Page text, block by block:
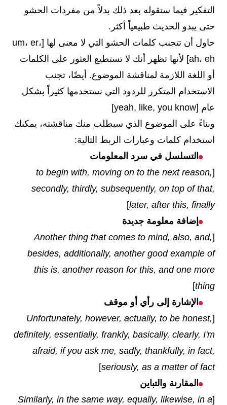
التفكير فيما ستقوله بعد ذلك بدلاً من مفردات الحشو
حتى يبدو الحديث طبيعياً أكثر.
حاول أن تتجنب كلمات الحشو التي لا معنى لها [um، er،
ah، eh] لأنها تظهر أنك لا تستطيع العثور على الكلمات
أو اللغة اللازمة لمناقشة الموضوع. أيضًا، تجنب
الاستخدام المتكرر للردود التي نستخدمها كثيراً بشكل
عام [yeah, like, you know]
وبناءً على الموضوع الذي سيطلب منك مناقشته، يمكنك
استخدام كلمات وعبارات الربط التالية:
التسلسل في سرد المعلومات
[
to begin with, moving on to the next reason,
secondly, thirdly, subsequently, on top of that,
later, after this, finally
]
إضافة معلومة جديدة
[
Another thing that comes to mind, also, and,
besides, additionally, another good example of
this is, another reason for this, and one more
thing
]
الإشارة إلى رأي أو موقف
[
Unfortunately, however, actually, to be honest,
definitely, essentially, frankly, basically, clearly, I'm
afraid, if you ask me, sadly, thankfully, in fact,
seriously, as a matter of fact
]
المقارنة والتباين
[
Similarly, in the same way, equally, likewise, in a